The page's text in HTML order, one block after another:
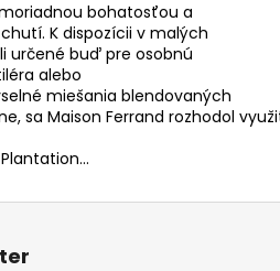
bohatosťou a
. K dispozícii v malých
určené buď pre osobnú
alebo
miešania blendovaných
, sa Maison Ferrand rozhodol
Plantation...